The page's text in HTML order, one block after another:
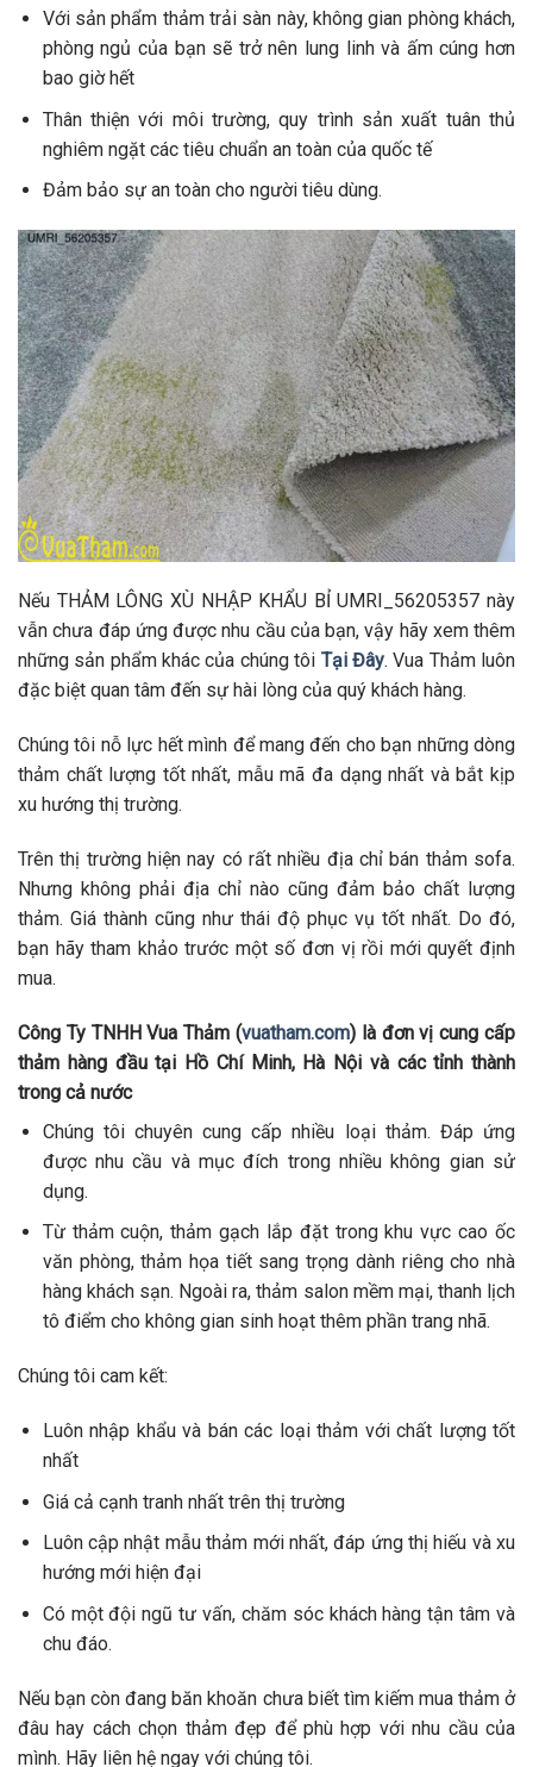
Với sản phẩm thảm trải sàn này, không gian phòng khách,
phòng ngủ của bạn sẽ trở nên lung linh và ấm cúng hơn
bao giờ hết
Thân thiện với môi trường, quy trình sản xuất tuân thủ
nghiêm ngặt các tiêu chuẩn an toàn của quốc tế
Đảm bảo sự an toàn cho người tiêu dùng.
Nếu THẢM LÔNG XÙ NHẬP KHẨU BỈ UMRI_56205357 này
vẫn chưa đáp ứng được nhu cầu của bạn, vậy hãy xem thêm
những sản phẩm khác của chúng tôi Tại Đây. Vua Thảm luôn
đặc biệt quan tâm đến sự hài lòng của quý khách hàng.
Chúng tôi nỗ lực hết mình để mang đến cho bạn những dòng
thảm chất lượng tốt nhất, mẫu mã đa dạng nhất và bắt kịp
xu hướng thị trường.
Trên thị trường hiện nay có rất nhiều địa chỉ bán thảm sofa.
Nhưng không phải địa chỉ nào cũng đảm bảo chất lượng
thảm. Giá thành cũng như thái độ phục vụ tốt nhất. Do đó,
bạn hãy tham khảo trước một số đơn vị rồi mới quyết định
mua.
Công Ty TNHH Vua Thảm (vuatham.com) là đơn vị cung cấp
thảm hàng đầu tại Hồ Chí Minh, Hà Nội và các tỉnh thành
trong cả nước
Chúng tôi chuyên cung cấp nhiều loại thảm. Đáp ứng
được nhu cầu và mục đích trong nhiều không gian sử
dụng.
Từ thảm cuộn, thảm gạch lắp đặt trong khu vực cao ốc
văn phòng, thảm họa tiết sang trọng dành riêng cho nhà
hàng khách sạn. Ngoài ra, thảm salon mềm mại, thanh lịch
tô điểm cho không gian sinh hoạt thêm phần trang nhã.
Chúng tôi cam kết:
Luôn nhập khẩu và bán các loại thảm với chất lượng tốt
nhất
Giá cả cạnh tranh nhất trên thị trường
Luôn cập nhật mẫu thảm mới nhất, đáp ứng thị hiếu và xu
hướng mới hiện đại
Có một đội ngũ tư vấn, chăm sóc khách hàng tận tâm và
chu đáo.
Nếu bạn còn đang băn khoăn chưa biết tìm kiếm mua thảm ở
đâu hay cách chọn thảm đẹp để phù hợp với nhu cầu của
mình. Hãy liên hệ ngay với chúng tôi.